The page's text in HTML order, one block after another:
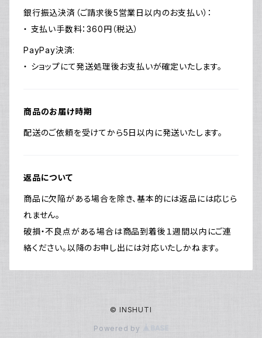
銀行振込決済（ご請求後5営業日以内のお支払い）：
・ 支払い手数料：360円（税込）
PayPay決済:
・ ショップにて発送処理後お支払いが確定いたします。
商品のお届け時期
配送のご依頼を受けてから5日以内に発送いたします。
返品について
商品に欠陥がある場合を除き、基本的には返品には応じら
れません。
破損・不良点がある場合は商品到着後１週間以内にご連
絡ください。以降のお申し出には対応いたしかねます。
© INSHUTI
Powered by